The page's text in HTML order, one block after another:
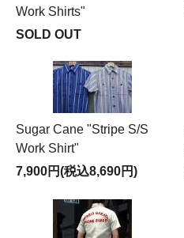
Work Shirts"
SOLD OUT
Sugar Cane "Stripe S/S
Work Shirt"
7,900円(税込8,690円)